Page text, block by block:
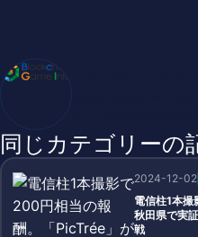
同じカテゴリーの
2024-12-02
電信柱1本
秋田県で実
戦